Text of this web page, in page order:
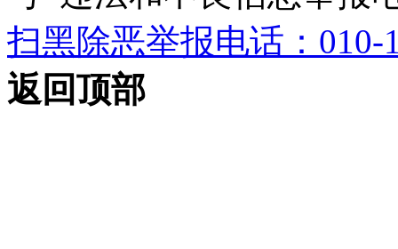
扫黑除恶举报电话：010-
返回顶部